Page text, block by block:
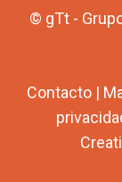
© gTt -
Contacto |